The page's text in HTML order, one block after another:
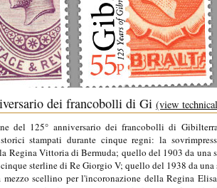
dei francobolli di Gi (view
del 125° anniversario dei francobolli di
stampati durante cinque regni: la
Regina Vittoria di Bermuda; quello del 1903 da una
sterline di Re Giorgio V; quello del 1938 da
scellino per l'incoronazione della Regina